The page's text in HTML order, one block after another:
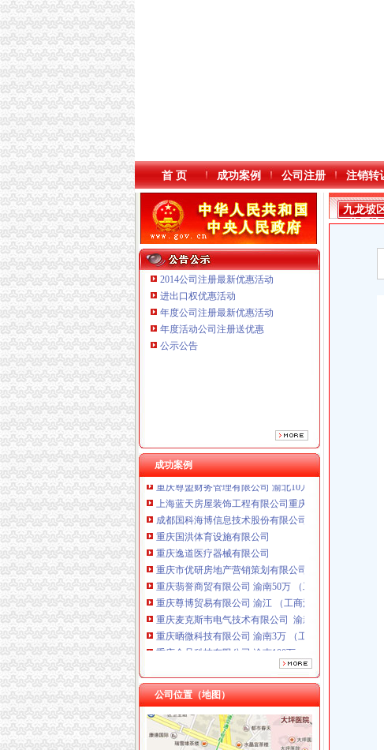
首 页 成功案例 公司注册 注销转
2014公司注册最新优惠活动
进出口权优惠活动
年度公司注册最新优惠活动
年度活动公司注册送优惠
公示公告
成功案例
重庆国洪体育设施有限公司
重庆逸道医疗器械有限公司
重庆晒微科技有限公司 渝南3万 （工商注册）
重庆金品科技有限公司 渝南100万 （进出口权）
重庆尊盟财务管理有限公司 渝北10万 （工商注册）
上海蓝天房屋装饰工程有限公司重庆分公司 渝北 （工
成都国科海博信息技术股份有限公司重庆分公司 渝江
重庆国洪体育设施有限公司
重庆逸道医疗器械有限公司
重庆市优研房地产营销策划有限公司
重庆翡誉商贸有限公司 渝南50万 （工商注册）
重庆尊博贸易有限公司 渝江 （工商注册）
重庆麦克斯韦电气技术有限公司 渝新 （工商注册）
重庆晒微科技有限公司 渝南3万 （工商注册）
重庆金品科技有限公司 渝南100万 （进出口权）
重庆尊盟财务管理有限公司 渝北10万 （工商注册）
上海蓝天房屋装饰工程有限公司重庆分公司 渝北 （工
成都国科海博信息技术股份有限公司重庆分公司 渝江
公司位置（地图）
九龙坡
执照流